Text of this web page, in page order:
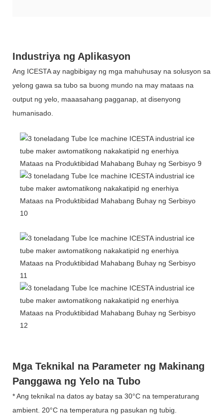
Industriya ng Aplikasyon
Ang ICESTA ay nagbibigay ng mga mahuhusay na solusyon sa
yelong gawa sa tubo sa buong mundo na may mataas na
output ng yelo, maaasahang pagganap, at disenyong
humanisado.
Mga Teknikal na Parameter ng Makinang
Panggawa ng Yelo na Tubo
* Ang teknikal na datos ay batay sa 30°C na temperaturang
ambient. 20°C na temperatura ng pasukan ng tubig.